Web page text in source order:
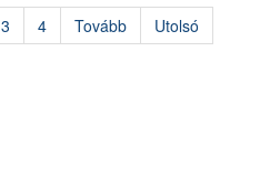
3 4 Tovább Utolsó